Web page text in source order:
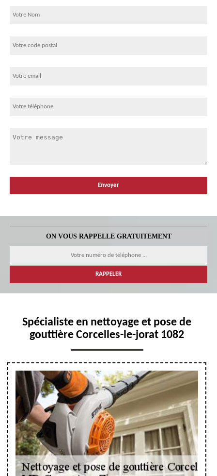
ON VOUS RAPPELLE GRATUITEMENT
Spécialiste en nettoyage et pose de
gouttière Corcelles-le-jorat 1082